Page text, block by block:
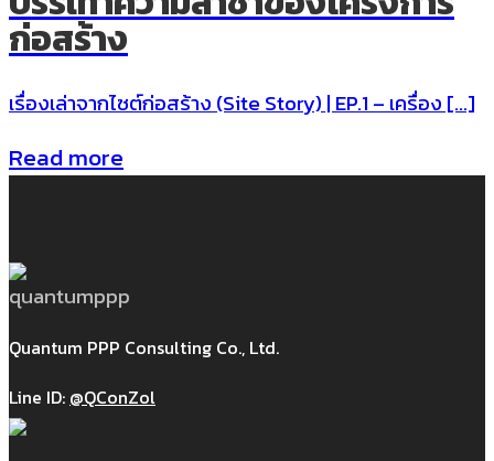
ก่อสร้าง
เรื่องเล่าจากไซต์ก่อสร้าง (Site Story) | EP.1 – เครื่อง […]
Read more
Quantum PPP Consulting Co., Ltd.
Line ID: @QConZol